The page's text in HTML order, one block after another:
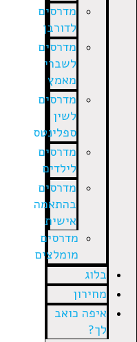
מדרסים
לדורבן
מדרסים
לשברי
מאמץ
מדרסים
לשין
ספלינטס
מדרסים
לילדים
מדרסים
בהתאמה
אישית
מדרסים
מומלצים
בלוג
מחירון
איפה כואב
לך?